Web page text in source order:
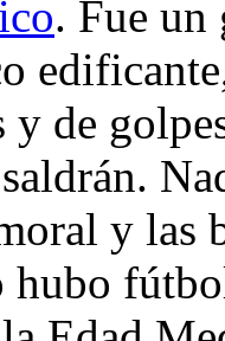
. Fue un
de
y las
hubo